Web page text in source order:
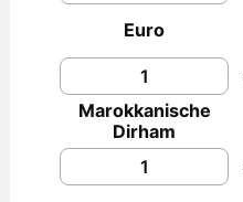
Euro
Marokkanische
Dirham